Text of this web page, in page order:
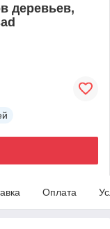
деревьев,
Оплата